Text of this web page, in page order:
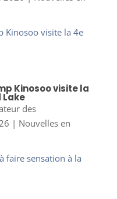
Kinosoo visite la
Lake
des
| Nouvelles en